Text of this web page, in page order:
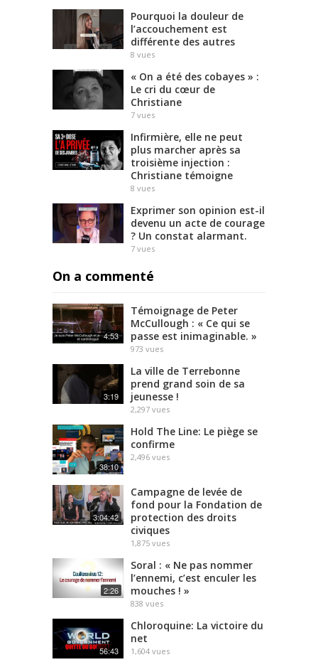
Pourquoi la douleur de
l’accouchement est
différente des autres
8 vues
« On a été des cobayes » :
Le cri du cœur de
Christiane
7 vues
Infirmière, elle ne peut
plus marcher après sa
troisième injection :
Christiane témoigne
8 vues
Exprimer son opinion est-il
devenu un acte de courage
? Un constat alarmant.
7 vues
On a commenté
4:53
Témoignage de Peter
McCullough : « Ce qui se
passe est inimaginable. »
973 vues
3:19
La ville de Terrebonne
prend grand soin de sa
jeunesse !
2,297 vues
38:10
Hold The Line: Le piège se
confirme
2,496 vues
3:04:42
Campagne de levée de
fond pour la Fondation de
protection des droits
civiques
1,875 vues
2:26
Soral : « Ne pas nommer
l’ennemi, c’est enculer les
mouches ! »
838 vues
56:43
Chloroquine: La victoire du
net
1,604 vues